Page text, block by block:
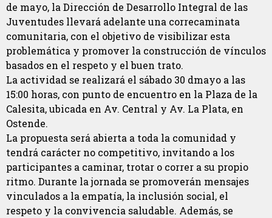
de mayo, la Dirección de Desarrollo Integral de las
Juventudes llevará adelante una correcaminata
comunitaria, con el objetivo de visibilizar esta
problemática y promover la construcción de vínculos
basados en el respeto y el buen trato.
La actividad se realizará el sábado 30 dmayo a las
15:00 horas, con punto de encuentro en la Plaza de la
Calesita, ubicada en Av. Central y Av. La Plata, en
Ostende.
La propuesta será abierta a toda la comunidad y
tendrá carácter no competitivo, invitando a los
participantes a caminar, trotar o correr a su propio
ritmo. Durante la jornada se promoverán mensajes
vinculados a la empatía, la inclusión social, el
respeto y la convivencia saludable. Además, se